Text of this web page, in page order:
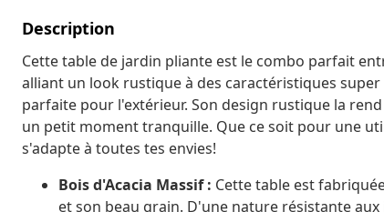
Description
Cette table de jardin pliante est le combo parfait
alliant un look rustique à des caractéristiques
parfaite pour l'extérieur. Son design rustique la
un petit moment tranquille. Que ce soit pour une
s'adapte à toutes tes envies!
Bois d'Acacia Massif : Cette table est
et son beau grain. D'une nature résistante